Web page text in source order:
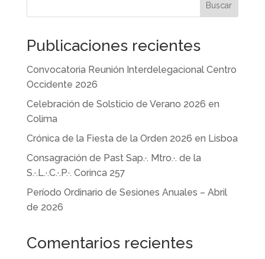
Buscar
Publicaciones recientes
Convocatoria Reunión Interdelegacional Centro
Occidente 2026
Celebración de Solsticio de Verano 2026 en
Colima
Crónica de la Fiesta de la Orden 2026 en Lisboa
Consagración de Past Sap.·. Mtro.·. de la
S.·.L.·.C.·.P.·. Corinca 257
Período Ordinario de Sesiones Anuales – Abril
de 2026
Comentarios recientes